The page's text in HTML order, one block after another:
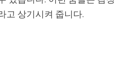
고 상기시켜 줍니다.